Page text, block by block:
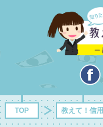
TOP 教えて！信